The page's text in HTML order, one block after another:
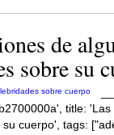
de
sobre su
title:
cuerpo', tags: